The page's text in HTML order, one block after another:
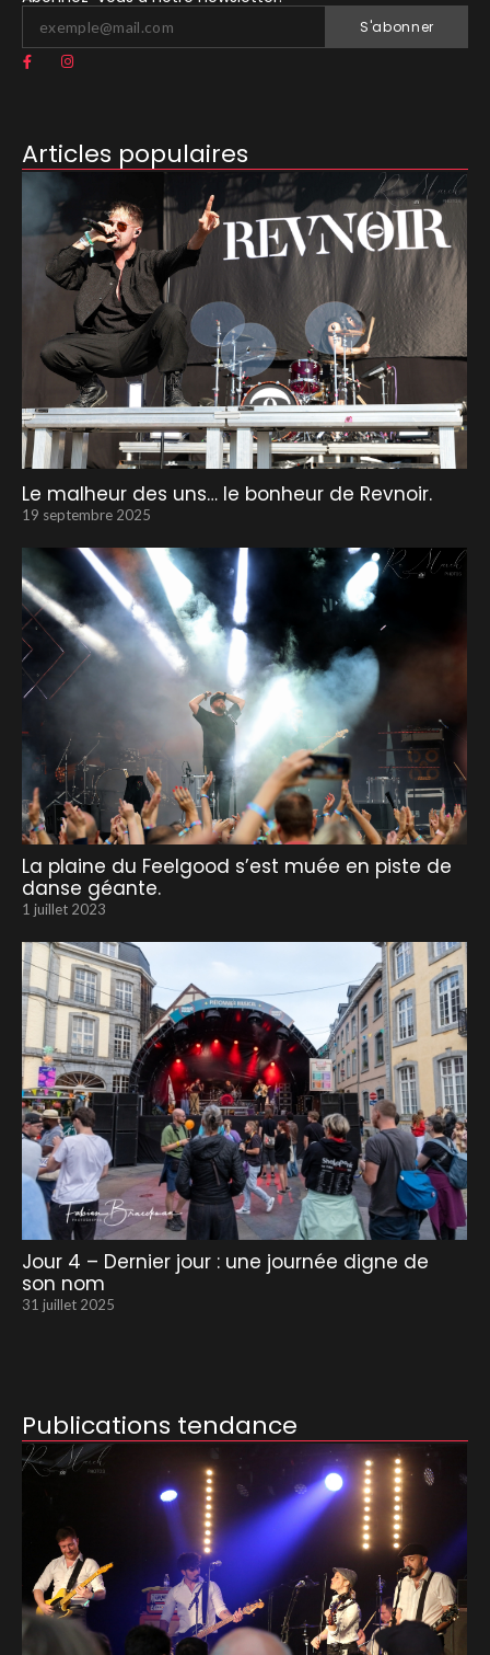
S'abonner
Articles populaires
Le malheur des uns… le bonheur de Revnoir.
19 septembre 2025
La plaine du Feelgood s’est muée en piste de
danse géante.
1 juillet 2023
Jour 4 – Dernier jour : une journée digne de
son nom
31 juillet 2025
Publications tendance